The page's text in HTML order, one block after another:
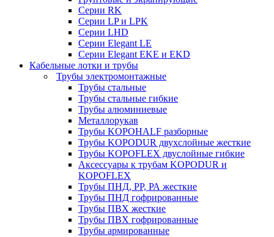
Серии RK
Серии LP и LPK
Серии LHD
Серии Elegant LE
Серии Elegant EKE и EKD
Кабельные лотки и трубы
Трубы электромонтажные
Трубы стальные
Трубы стальные гибкие
Трубы алюминиевые
Металлорукав
Трубы KOPOHALF разборные
Трубы KOPODUR двухслойные жесткие
Трубы KOPOFLEX двуслойные гибкие
Аксессуары к трубам KOPODUR и
KOPOFLEX
Трубы ПНД, РР, РА жесткие
Трубы ПНД гофрированные
Трубы ПВХ жесткие
Трубы ПВХ гофрированные
Трубы армированные